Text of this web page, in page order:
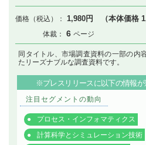
1,980円 （本体価格
6
同タイトル、市場調査資料の一部の内
たリーズナブルな調査資料です。
※プレスリリースに以下の情報が
注目セグメントの動向
プロセス・インフォマティクス
計算科学とシミュレーション技術